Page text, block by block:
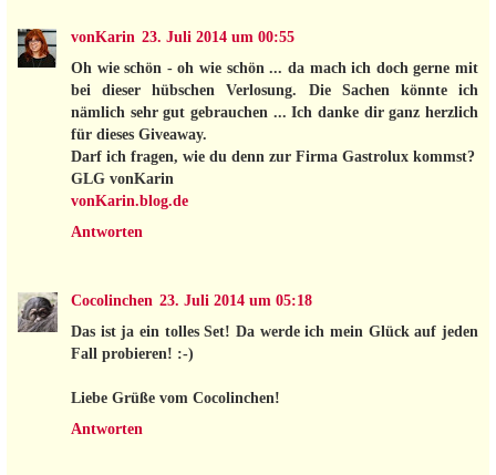
vonKarin 23. Juli 2014 um 00:55
Oh wie schön - oh wie schön ... da mach ich doch gerne mit
bei dieser hübschen Verlosung. Die Sachen könnte ich
nämlich sehr gut gebrauchen ... Ich danke dir ganz herzlich
für dieses Giveaway.
Darf ich fragen, wie du denn zur Firma Gastrolux kommst?
GLG vonKarin
vonKarin.blog.de
Antworten
Cocolinchen 23. Juli 2014 um 05:18
Das ist ja ein tolles Set! Da werde ich mein Glück auf jeden
Fall probieren! :-)
Liebe Grüße vom Cocolinchen!
Antworten